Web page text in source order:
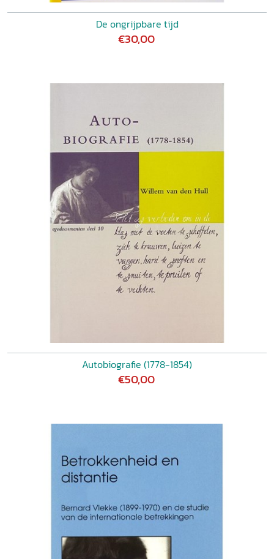
De ongrijpbare tijd
€30,00
Autobiografie (1778-1854)
€50,00